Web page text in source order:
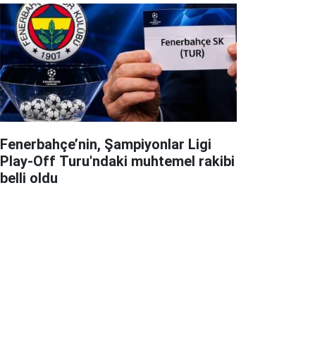
Fenerbahçe’nin, Şampiyonlar Ligi
Play-Off Turu'ndaki muhtemel rakibi
belli oldu